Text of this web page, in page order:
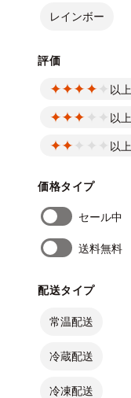
レインボー
評価
以上
以上
以上
価格タイプ
セール中
送料無料
配送タイプ
常温配送
冷蔵配送
冷凍配送